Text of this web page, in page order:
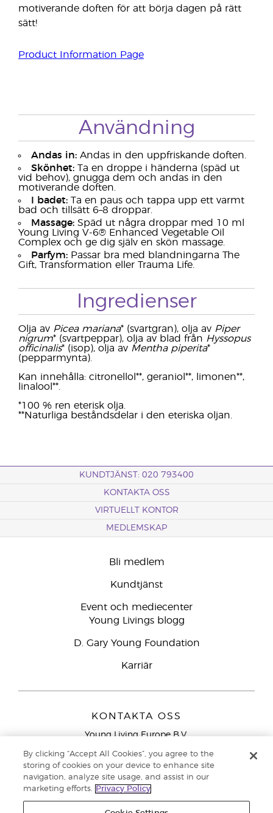
motiverande doften för att börja dagen på rätt
sätt!
Product Information Page
Användning
Andas in: Andas in den uppfriskande doften.
Skönhet: Ta en droppe i händerna (späd ut
vid behov), gnugga dem och andas in den
motiverande doften.
I badet: Ta en paus och tappa upp ett varmt
bad och tillsätt 6–8 droppar.
Massage: Späd ut några droppar med 10 ml
Young Living V-6® Enhanced Vegetable Oil
Complex och ge dig själv en skön massage.
Parfym: Passar bra med blandningarna The
Gift, Transformation eller Trauma Life.
Ingredienser
Olja av Picea mariana* (svartgran), olja av Piper
nigrum* (svartpeppar), olja av blad från Hyssopus
officinalis* (isop), olja av Mentha piperita*
(pepparmynta).
Kan innehålla: citronellol**, geraniol**, limonen**,
linalool**.
*100 % ren eterisk olja.
**Naturliga beståndsdelar i den eteriska oljan.
KUNDTJÄNST: 020 793400
KONTAKTA OSS
VIRTUELLT KONTOR
MEDLEMSKAP
Bli medlem
Kundtjänst
Event och mediecenter
Young Livings blogg
D. Gary Young Foundation
Karriär
KONTAKTA OSS
Young Living Europe B.V.
9727 AJ Groningen
Nederländerna
Kundtjänst – Avgiftsfritt lokalsamtal (ej från
mobiltelefon):020 793400
By clicking “Accept All Cookies”, you agree to the
storing of cookies on your device to enhance site
navigation, analyze site usage, and assist in our
marketing efforts.
Privacy Policy